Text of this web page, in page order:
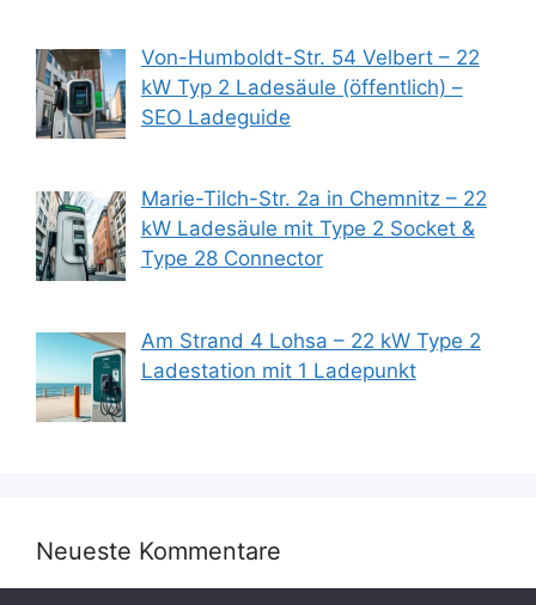
Von-Humboldt-Str. 54 Velbert – 22
kW Typ 2 Ladesäule (öffentlich) –
SEO Ladeguide
Marie-Tilch-Str. 2a in Chemnitz – 22
kW Ladesäule mit Type 2 Socket &
Type 28 Connector
Am Strand 4 Lohsa – 22 kW Type 2
Ladestation mit 1 Ladepunkt
Neueste Kommentare